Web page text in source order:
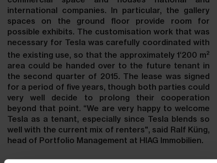
international companies. In particular, the gallery
spaces on the ground floor provide room for
possible exhibits. The customisation work that was
necessary for Tesla was carefully coordinated with
the existing use, so that the approximately 1‘200 m2
area could be handed over to the future tenant in
the second quarter of 2015. The lease was signed
for a period of five years, though both parties could
very well decide to prolong their cooperation
beyond that point. “We are very happy to welcome
Tesla as a tenant, especially since Tesla blends so
well with the current mix of renters", said Ralf Küng,
head of Portfolio Management at HIAG Immobilien.